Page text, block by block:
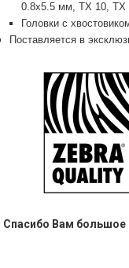
0.8x5.5 мм, TX 10, TX
Головки с
Поставляется в
Спасибо Вам большое